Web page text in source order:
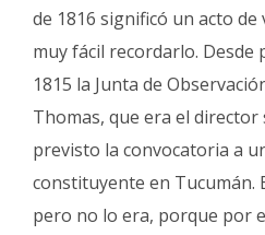
de 1816 significó un acto
muy fácil recordarlo. Desde
1815 la Junta de
Thomas, que era el
previsto la convocatoria a
constituyente en Tucumán.
pero no lo era, porque por